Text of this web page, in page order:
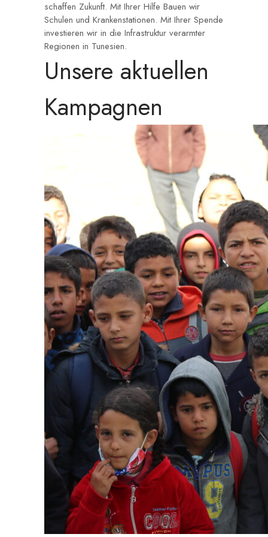
schaffen Zukunft. Mit Ihrer Hilfe Bauen wir
Schulen und Krankenstationen. Mit Ihrer Spende
investieren wir in die Infrastruktur verarmter
Regionen in Tunesien.
Unsere aktuellen
Kampagnen